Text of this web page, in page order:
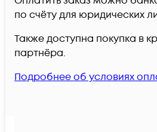
по счёту для юридических
Также доступна покупка в
партнёра.
Подробнее об условиях